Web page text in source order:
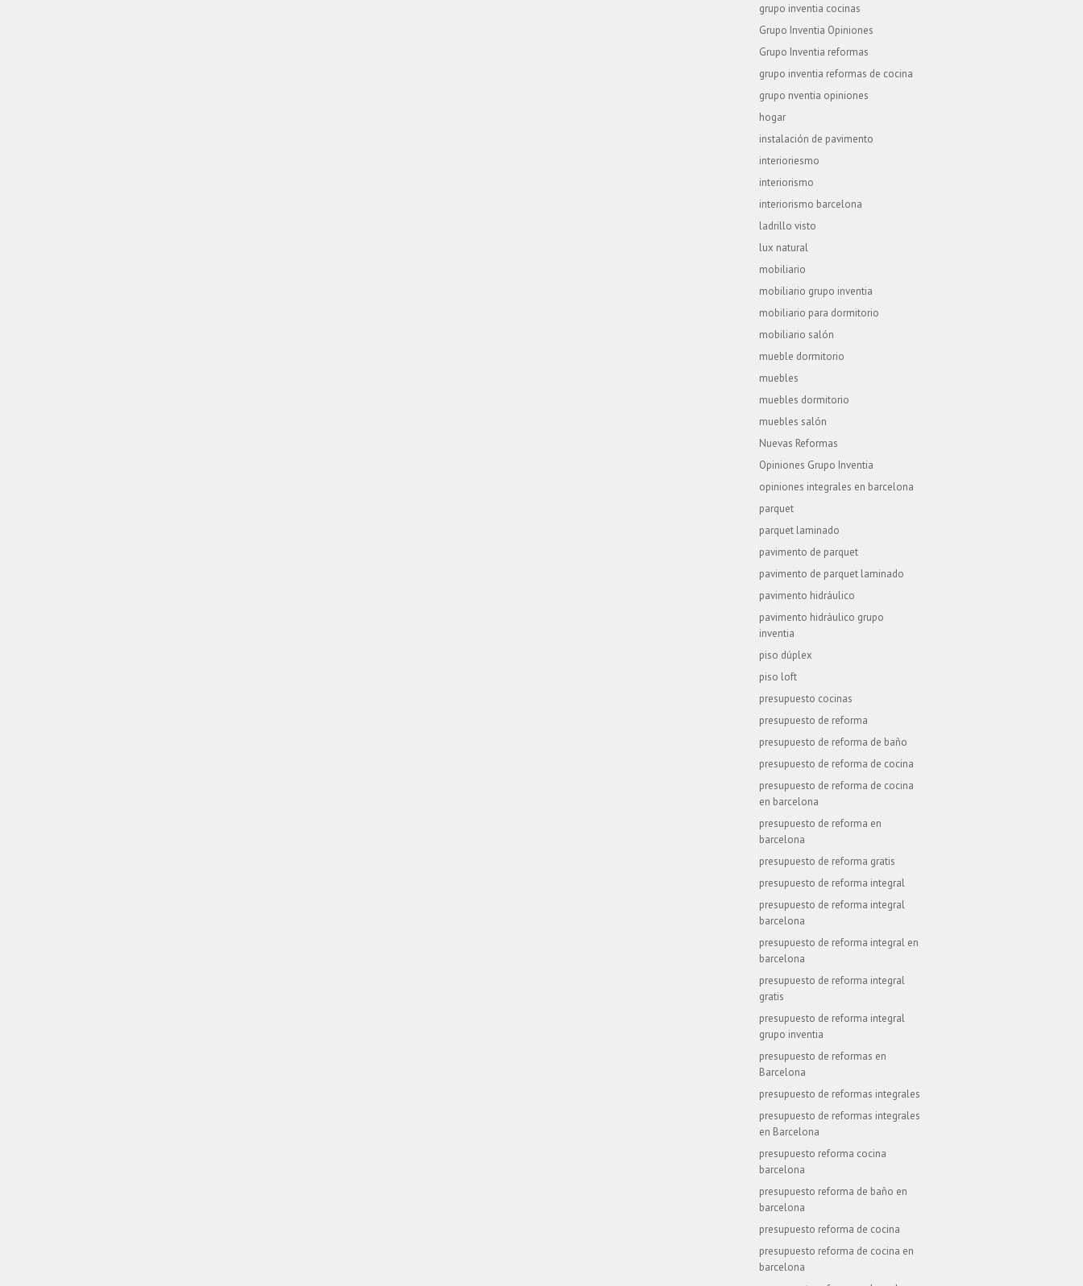
grupo inventia cocinas
Grupo Inventia Opiniones
Grupo Inventia reformas
grupo inventia reformas de cocina
grupo nventia opiniones
hogar
instalación de pavimento
interioriesmo
interiorismo
interiorismo barcelona
ladrillo visto
lux natural
mobiliario
mobiliario grupo inventia
mobiliario para dormitorio
mobiliario salón
mueble dormitorio
muebles
muebles dormitorio
muebles salón
Nuevas Reformas
Opiniones Grupo Inventia
opiniones integrales en barcelona
parquet
parquet laminado
pavimento de parquet
pavimento de parquet laminado
pavimento hidráulico
pavimento hidráulico grupo
inventia
piso dúplex
piso loft
presupuesto cocinas
presupuesto de reforma
presupuesto de reforma de baño
presupuesto de reforma de cocina
presupuesto de reforma de cocina
en barcelona
presupuesto de reforma en
barcelona
presupuesto de reforma gratis
presupuesto de reforma integral
presupuesto de reforma integral
barcelona
presupuesto de reforma integral en
barcelona
presupuesto de reforma integral
gratis
presupuesto de reforma integral
grupo inventia
presupuesto de reformas en
Barcelona
presupuesto de reformas integrales
presupuesto de reformas integrales
en Barcelona
presupuesto reforma cocina
barcelona
presupuesto reforma de baño en
barcelona
presupuesto reforma de cocina
presupuesto reforma de cocina en
barcelona